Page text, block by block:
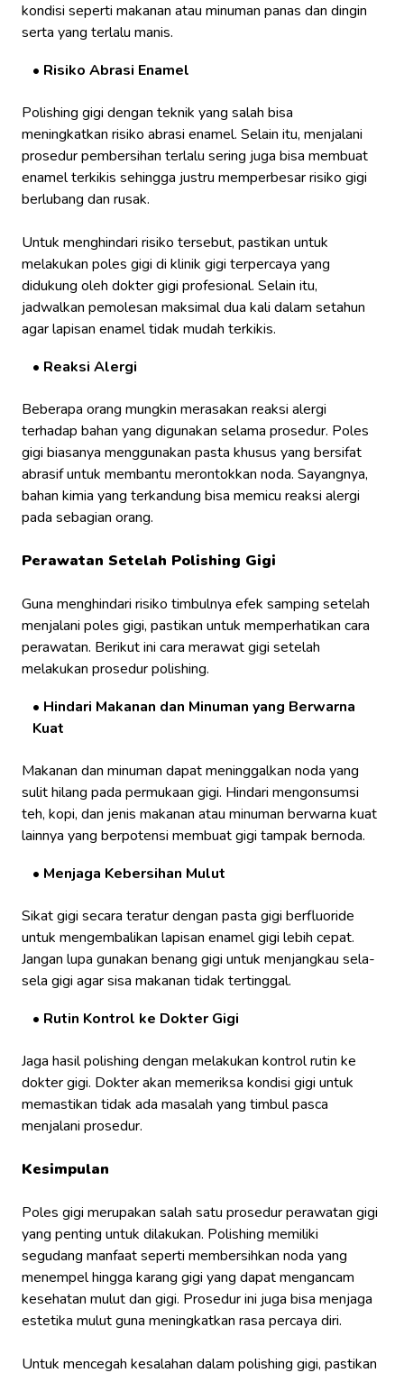
kondisi seperti makanan atau minuman panas dan dingin
serta yang terlalu manis.
Risiko Abrasi Enamel
Polishing gigi dengan teknik yang salah bisa
meningkatkan risiko abrasi enamel. Selain itu, menjalani
prosedur pembersihan terlalu sering juga bisa membuat
enamel terkikis sehingga justru memperbesar risiko gigi
berlubang dan rusak.
Untuk menghindari risiko tersebut, pastikan untuk
melakukan poles gigi di klinik gigi terpercaya yang
didukung oleh dokter gigi profesional. Selain itu,
jadwalkan pemolesan maksimal dua kali dalam setahun
agar lapisan enamel tidak mudah terkikis.
Reaksi Alergi
Beberapa orang mungkin merasakan reaksi alergi
terhadap bahan yang digunakan selama prosedur. Poles
gigi biasanya menggunakan pasta khusus yang bersifat
abrasif untuk membantu merontokkan noda. Sayangnya,
bahan kimia yang terkandung bisa memicu reaksi alergi
pada sebagian orang.
Perawatan Setelah Polishing Gigi
Guna menghindari risiko timbulnya efek samping setelah
menjalani poles gigi, pastikan untuk memperhatikan cara
perawatan. Berikut ini cara merawat gigi setelah
melakukan prosedur polishing.
Hindari Makanan dan Minuman yang Berwarna
Kuat
Makanan dan minuman dapat meninggalkan noda yang
sulit hilang pada permukaan gigi. Hindari mengonsumsi
teh, kopi, dan jenis makanan atau minuman berwarna kuat
lainnya yang berpotensi membuat gigi tampak bernoda.
Menjaga Kebersihan Mulut
Sikat gigi secara teratur dengan pasta gigi berfluoride
untuk mengembalikan lapisan enamel gigi lebih cepat.
Jangan lupa gunakan benang gigi untuk menjangkau sela-
sela gigi agar sisa makanan tidak tertinggal.
Rutin Kontrol ke Dokter Gigi
Jaga hasil polishing dengan melakukan kontrol rutin ke
dokter gigi. Dokter akan memeriksa kondisi gigi untuk
memastikan tidak ada masalah yang timbul pasca
menjalani prosedur.
Kesimpulan
Poles gigi merupakan salah satu prosedur perawatan gigi
yang penting untuk dilakukan. Polishing memiliki
segudang manfaat seperti membersihkan noda yang
menempel hingga karang gigi yang dapat mengancam
kesehatan mulut dan gigi. Prosedur ini juga bisa menjaga
estetika mulut guna meningkatkan rasa percaya diri.
Untuk mencegah kesalahan dalam polishing gigi, pastikan